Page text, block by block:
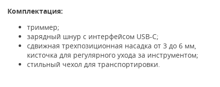
Комплектация:
триммер;
зарядный шнур с интерфейсом USB-C;
сдвижная трехпозиционная насадка от 3 до 6 мм,
кисточка для регулярного ухода за инструментом;
стильный чехол для транспортировки.